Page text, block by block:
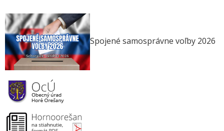
Spojené samosprávne voľby 2026